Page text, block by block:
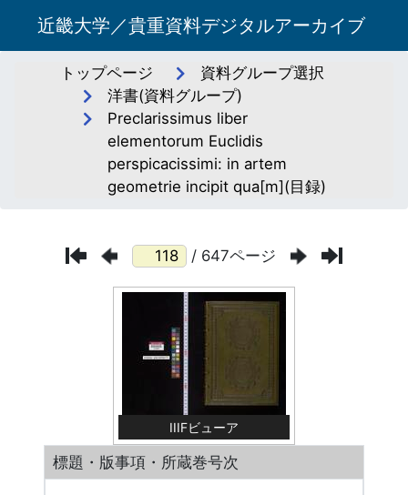
近畿大学／貴重資料デジタルアーカイブ
トップページ
資料グループ選択
洋書(資料グループ)
Preclarissimus liber
elementorum Euclidis
perspicacissimi: in artem
geometrie incipit qua[m](目録)
/ 647ページ
IIIFビューア
標題・版事項・所蔵巻号次